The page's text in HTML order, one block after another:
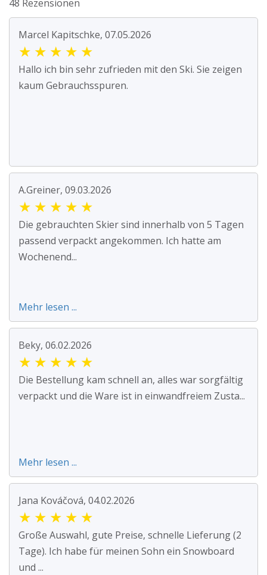
48 Rezensionen
Marcel Kapitschke, 07.05.2026
★ ★ ★ ★ ★
Hallo ich bin sehr zufrieden mit den Ski. Sie zeigen
kaum Gebrauchsspuren.
A.Greiner, 09.03.2026
★ ★ ★ ★ ★
Die gebrauchten Skier sind innerhalb von 5 Tagen
passend verpackt angekommen. Ich hatte am
Wochenend...
Mehr lesen ...
Beky, 06.02.2026
★ ★ ★ ★ ★
Die Bestellung kam schnell an, alles war sorgfältig
verpackt und die Ware ist in einwandfreiem Zusta...
Mehr lesen ...
Jana Kováčová, 04.02.2026
★ ★ ★ ★ ★
Große Auswahl, gute Preise, schnelle Lieferung (2
Tage). Ich habe für meinen Sohn ein Snowboard
und ...